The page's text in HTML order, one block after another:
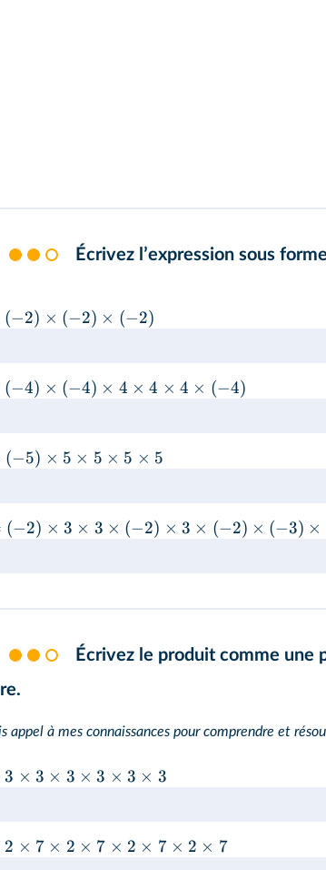
Écrivez lʼexpression sous
(−2) × (−2) × (−2)
(−4) × (−4) × 4 × 4 × 4 × (−4)
(−5) × 5 × 5 × 5 × 5
(−2) × 3 × 3 × (−2) × 3 × (−2) × (−3) ×
Écrivez le produit comme une
appel à mes connaissances pour comprendre et
3 × 3 × 3 × 3 × 3 × 3
2 × 7 × 2 × 7 × 2 × 7 × 2 × 7